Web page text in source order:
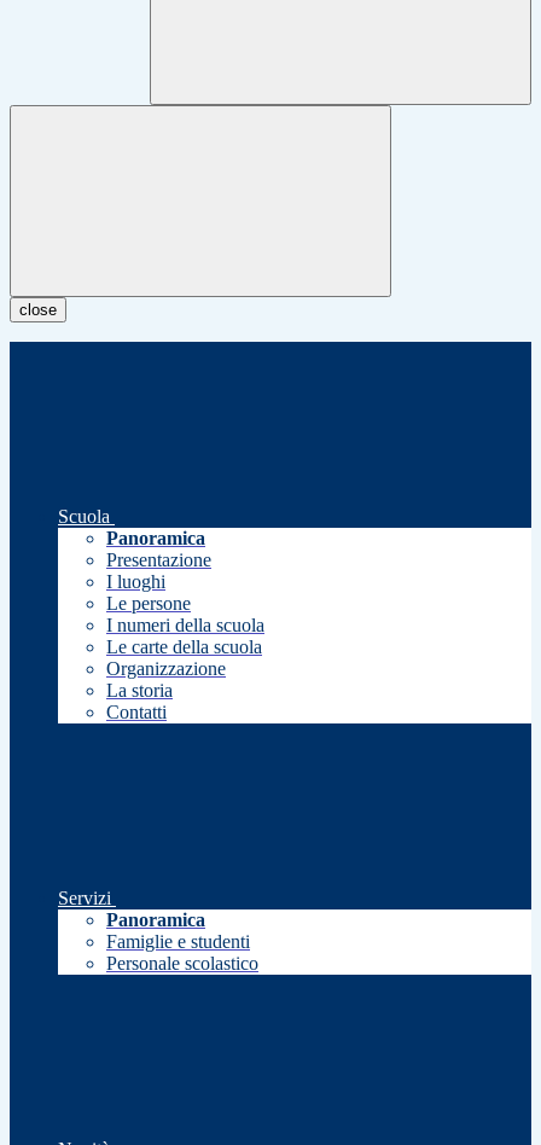
close
Scuola
Panoramica
Presentazione
I luoghi
Le persone
I numeri della scuola
Le carte della scuola
Organizzazione
La storia
Contatti
Servizi
Panoramica
Famiglie e studenti
Personale scolastico